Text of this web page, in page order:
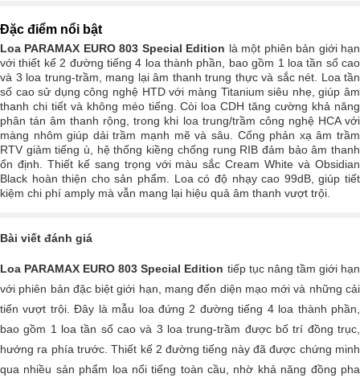
Đặc điểm nổi bật
Loa PARAMAX EURO 803 Special Edition là một phiên bản giới hạn
với thiết kế 2 đường tiếng 4 loa thành phần, bao gồm 1 loa tần số cao
và 3 loa trung-trầm, mang lại âm thanh trung thực và sắc nét. Loa tần
số cao sử dụng công nghệ HTD với màng Titanium siêu nhẹ, giúp âm
thanh chi tiết và không méo tiếng. Còi loa CDH tăng cường khả năng
phân tán âm thanh rộng, trong khi loa trung/trầm công nghệ HCA với
màng nhôm giúp dải trầm mạnh mẽ và sâu. Cổng phản xạ âm trầm
RTV giảm tiếng ù, hệ thống kiềng chống rung RIB đảm bảo âm thanh
ổn định. Thiết kế sang trọng với màu sắc Cream White và Obsidian
Black hoàn thiện cho sản phẩm. Loa có độ nhạy cao 99dB, giúp tiết
kiệm chi phí amply mà vẫn mang lại hiệu quả âm thanh vượt trội.
Bài viết đánh giá
Loa PARAMAX EURO 803 Special Edition tiếp tục nâng tầm giới hạn
với phiên bản đặc biệt giới hạn, mang đến diện mạo mới và những cải
tiến vượt trội. Đây là mẫu loa đứng 2 đường tiếng 4 loa thành phần,
bao gồm 1 loa tần số cao và 3 loa trung-trầm được bố trí đồng trục,
hướng ra phía trước. Thiết kế 2 đường tiếng này đã được chứng minh
qua nhiều sản phẩm loa nổi tiếng toàn cầu, nhờ khả năng đồng pha